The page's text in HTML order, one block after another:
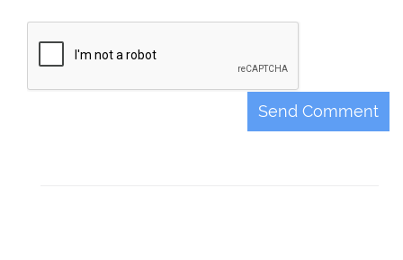
Send Comment